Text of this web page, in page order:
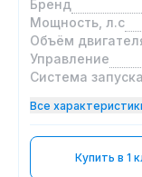
Бренд
Мощность, л.с
Объём
Управление
Система запуска
Все
Купить в 1